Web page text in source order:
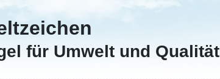
für Umwelt und Qualität